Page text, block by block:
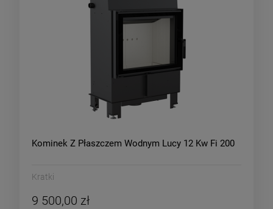
Kominek Z Płaszczem Wodnym Lucy 12 Kw Fi 200
Kratki
9 500,00 zł